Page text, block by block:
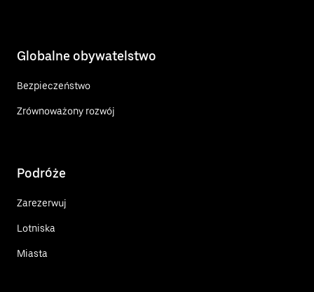
Globalne obywatelstwo
Bezpieczeństwo
Zrównoważony rozwój
Podróże
Zarezerwuj
Lotniska
Miasta